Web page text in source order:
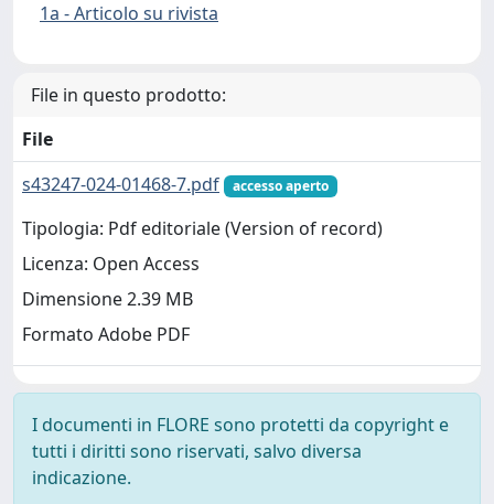
1a - Articolo su rivista
File in questo prodotto:
File
s43247-024-01468-7.pdf
accesso aperto
Tipologia: Pdf editoriale (Version of record)
Licenza: Open Access
Dimensione 2.39 MB
Formato Adobe PDF
I documenti in FLORE sono protetti da copyright e
tutti i diritti sono riservati, salvo diversa
indicazione.